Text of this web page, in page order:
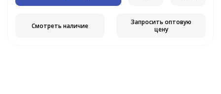
Смотреть наличие
Запросить оптовую
цену